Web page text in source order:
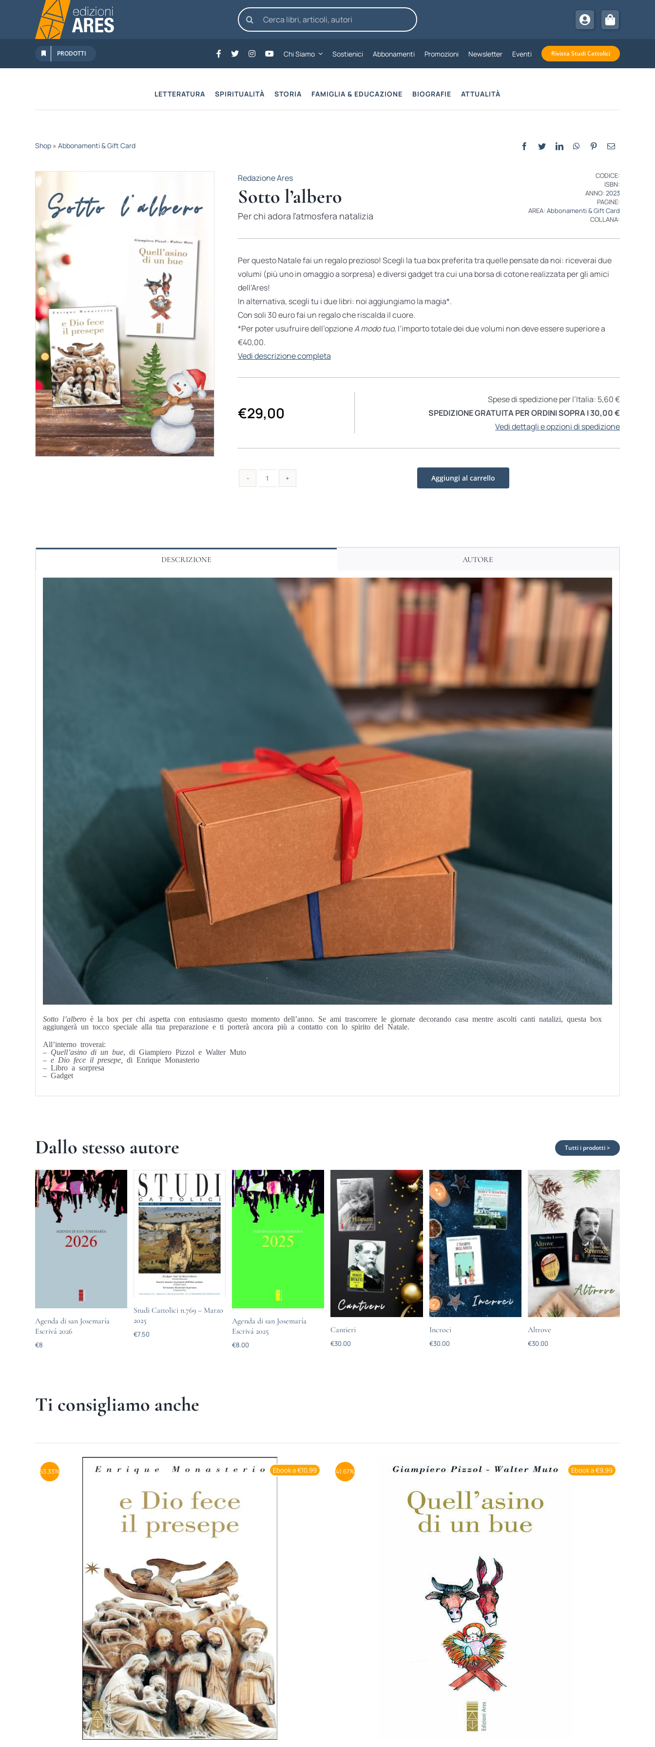
contenuto
Cerca
per:
PRODOTTI Chi Siamo Sostienici Abbonamenti Promozioni Newsletter Eventi Rivista Studi Cattolici
LETTERATURA SPIRITUALITÀ STORIA FAMIGLIA & EDUCAZIONE BIOGRAFIE ATTUALITÀ
Shop» Abbonamenti & Gift Card
Redazione Ares
Sotto l’albero
Per chi adora l'atmosfera natalizia
CODICE:
ISBN:
ANNO:2023
PAGINE:
AREA:Abbonamenti & Gift Card
COLLANA:
Per questo Natale fai un regalo prezioso! Scegli la tua box preferita tra quelle pensate da noi: riceverai due
volumi (più uno in omaggio a sorpresa) e diversi gadget tra cui una borsa di cotone realizzata per gli amici
dell’Ares!
In alternativa, scegli tu i due libri: noi aggiungiamo la magia*.
Con soli 30 euro fai un regalo che riscalda il cuore.
*Per poter usufruire dell’opzioneA modo tuo, l’importo totale dei due volumi non deve essere superiore a
€40,00.
Vedi descrizione completa
€29,00
Spese di spedizione per l’Italia: 5,60 €
SPEDIZIONE GRATUITA PER ORDINI SOPRA I 30,00 €
Vedi dettagli e opzioni di spedizione
Sotto
Aggiungi al carrello
DESCRIZIONE AUTORE
Sotto l’alberoè la box per chi aspetta con entusiasmo questo momento dell’anno. Se ami trascorrere le giornate decorando casa mentre ascolti canti natalizi, questa box
aggiungerà un tocco speciale alla tua preparazione e ti porterà ancora più a contatto con lo spirito del Natale.
All’interno troverai:
– Quell’asino di un bue, di Giampiero Pizzol e Walter Muto
– e Dio fece il presepe, di Enrique Monasterio
– Libro a sorpresa
– Gadget
Dallo stesso autore Tutti i prodotti >
Agenda di san Josemaría
Escrivá 2026
€8
Studi Cattolici n.769 – Marzo
2025
€7.50
Agenda di san Josemaría
Escrivá 2025
€8.00
Cantieri
€30.00
Incroci
€30.00
Altrove
€30.00
Ti consigliamo anche
Ebook a €10,99
53.33% Ebook a €9,99
41.67%